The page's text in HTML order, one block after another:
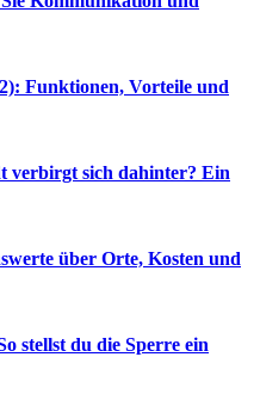
Funktionen, Vorteile und
verbirgt sich dahinter? Ein
über Orte, Kosten und
stellst du die Sperre ein